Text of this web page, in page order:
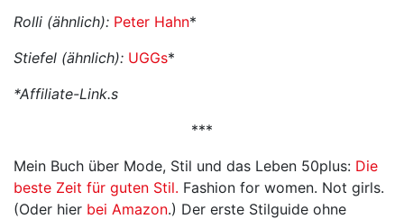
Rolli (ähnlich): Peter Hahn*
Stiefel (ähnlich): UGGs*
*Affiliate-Link.s
***
Mein Buch über Mode, Stil und das Leben 50plus: Die
beste Zeit für guten Stil. Fashion for women. Not girls.
(Oder hier bei Amazon.) Der erste Stilguide ohne